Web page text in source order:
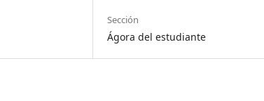
Sección
Ágora del estudiante